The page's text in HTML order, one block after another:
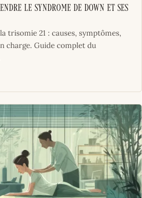
le syndrome de Down et ses
trisomie 21 : causes, symptômes,
charge. Guide complet du